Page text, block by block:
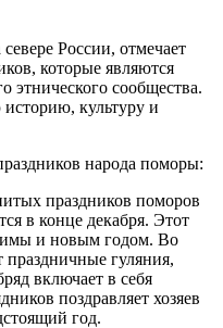
России, отмечает
которые являются
сообщества.
культуру и
народа поморы:
праздников поморов
в конце декабря. Этот
и новым годом. Во
гуляния,
включает в себя
поздравляет хозяев
год.